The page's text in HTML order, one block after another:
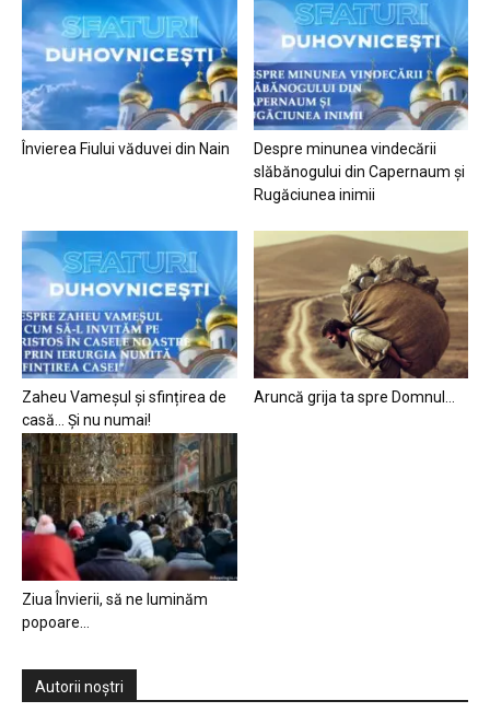
Învierea Fiului văduvei din Nain
Despre minunea vindecării
slăbănogului din Capernaum și
Rugăciunea inimii
Zaheu Vameșul și sfințirea de
casă… Și nu numai!
Aruncă grija ta spre Domnul…
Ziua Învierii, să ne luminăm
popoare…
Autorii noștri